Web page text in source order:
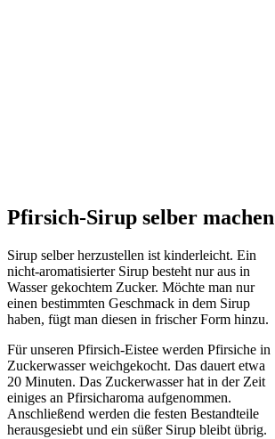
Pfirsich-Sirup selber machen
Sirup selber herzustellen ist kinderleicht. Ein
nicht-aromatisierter Sirup besteht nur aus in
Wasser gekochtem Zucker. Möchte man nur
einen bestimmten Geschmack in dem Sirup
haben, fügt man diesen in frischer Form hinzu.
Für unseren Pfirsich-Eistee werden Pfirsiche in
Zuckerwasser weichgekocht. Das dauert etwa
20 Minuten. Das Zuckerwasser hat in der Zeit
einiges an Pfirsicharoma aufgenommen.
Anschließend werden die festen Bestandteile
herausgesiebt und ein süßer Sirup bleibt übrig.